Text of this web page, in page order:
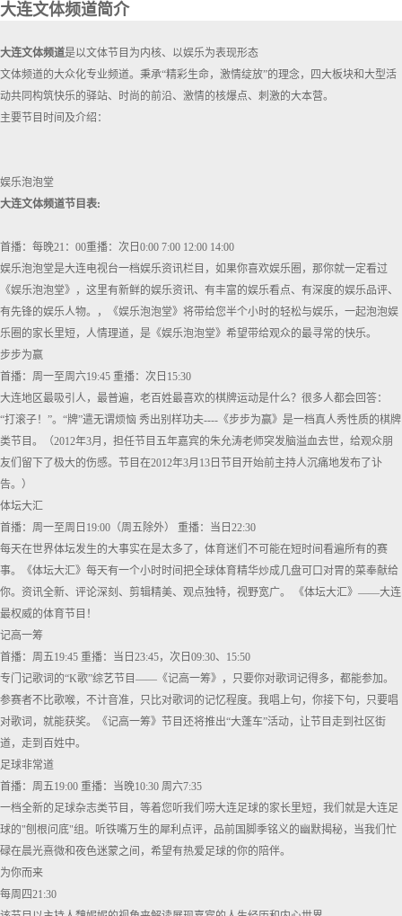
大连文体频道简介
大连文体频道是以文体节目为内核、以娱乐为表现形态
文体频道的大众化专业频道。秉承“精彩生命，激情绽放”的理念，四大板块和大型活
动共同构筑快乐的驿站、时尚的前沿、激情的核爆点、刺激的大本营。
主要节目时间及介绍：
娱乐泡泡堂
大连文体频道节目表:
首播：每晚21：00重播：次日0:00 7:00 12:00 14:00
娱乐泡泡堂是大连电视台一档娱乐资讯栏目，如果你喜欢娱乐圈，那你就一定看过
《娱乐泡泡堂》，这里有新鲜的娱乐资讯、有丰富的娱乐看点、有深度的娱乐品评、
有先锋的娱乐人物。，《娱乐泡泡堂》将带给您半个小时的轻松与娱乐，一起泡泡娱
乐圈的家长里短，人情理道，是《娱乐泡泡堂》希望带给观众的最寻常的快乐。
步步为赢
首播：周一至周六19:45 重播：次日15:30
大连地区最吸引人，最普遍，老百姓最喜欢的棋牌运动是什么？很多人都会回答：
“打滚子！”。“牌”遣无谓烦恼 秀出别样功夫----《步步为赢》是一档真人秀性质的棋牌
类节目。（2012年3月，担任节目五年嘉宾的朱允涛老师突发脑溢血去世，给观众朋
友们留下了极大的伤感。节目在2012年3月13日节目开始前主持人沉痛地发布了讣
告。）
体坛大汇
首播：周一至周日19:00（周五除外） 重播：当日22:30
每天在世界体坛发生的大事实在是太多了，体育迷们不可能在短时间看遍所有的赛
事。《体坛大汇》每天有一个小时时间把全球体育精华炒成几盘可口对胃的菜奉献给
你。资讯全新、评论深刻、剪辑精美、观点独特，视野宽广。 《体坛大汇》——大连
最权威的体育节目！
记高一筹
首播：周五19:45 重播：当日23:45，次日09:30、15:50
专门记歌词的“K歌”综艺节目——《记高一筹》，只要你对歌词记得多，都能参加。
参赛者不比歌喉，不计音准，只比对歌词的记忆程度。我唱上句，你接下句，只要唱
对歌词，就能获奖。《记高一筹》节目还将推出“大蓬车”活动，让节目走到社区街
道，走到百姓中。
足球非常道
首播：周五19:00 重播：当晚10:30 周六7:35
一档全新的足球杂志类节目，等着您听我们唠大连足球的家长里短，我们就是大连足
球的"刨根问底"组。听铁嘴万生的犀利点评，品前国脚季铭义的幽默揭秘，当我们忙
碌在晨光熹微和夜色迷蒙之间，希望有热爱足球的你的陪伴。
为你而来
每周四21:30